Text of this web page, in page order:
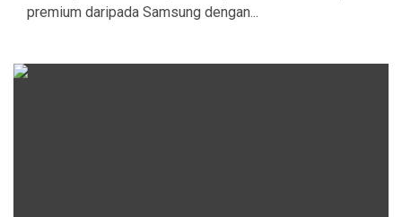
premium daripada Samsung dengan...